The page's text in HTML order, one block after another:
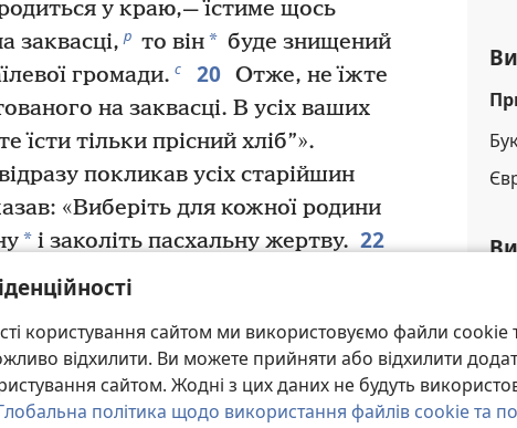
користування сайтом ми використовуємо файли cookie
відхилити. Ви можете прийняти або відхилити
сайтом. Жодні з цих даних не будуть
політика щодо використання файлів cookie та
у краю,— їстиме щось
заквасці, р то він* буде знищений
громади. с 20 Отже, не їжте
на заквасці. В усіх ваших
їсти тільки прісний хліб”».
покликав усіх старійшин
«Виберіть для кожної родини
* і заколіть пасхальну жертву. 22
пучок гісопу в посудину з кров’ю
кров’ю верхній і два бокових
ніхто з вас не виходить з дому аж
І коли Єгова буде проходити цим
єгиптян, то, побачивши кров на
і
к